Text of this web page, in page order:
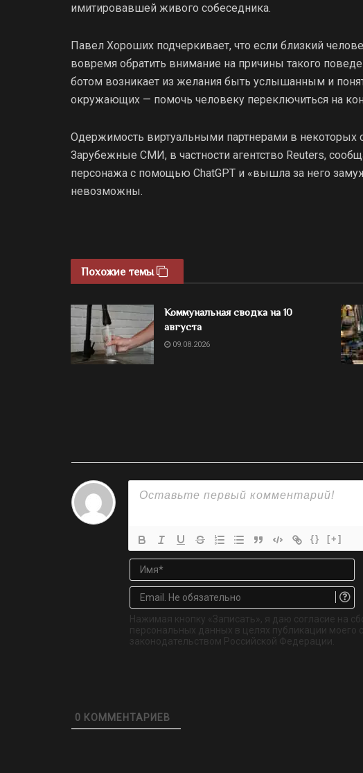
имитировавшей живого собеседника.
Павел Хороших подчеркивает, что если близкий
вовремя обратить внимание на причины такого
ботом возникает из желания быть услышанным и
окружающих — помочь человеку переключиться на
Одержимость виртуальными партнерами в некоторых
Зарубежные СМИ, в частности агентство Reuters,
персонажа с помощью ChatGPT и «вышла за него
невозможны.
Похожие темы
Коммунальная сводка на 10
августа
09.08.2026
{} [+]
Нажимая кнопку «Записать», я даю согласие на
персональных данных в целях публикации моего
законодательством Российской Федерации.
0 КОММЕНТАРИЕВ